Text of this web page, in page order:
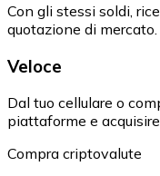
Con gli stessi soldi,
quotazione di mercato.
Veloce
Dal tuo cellulare o
piattaforme e
Compra criptovalute